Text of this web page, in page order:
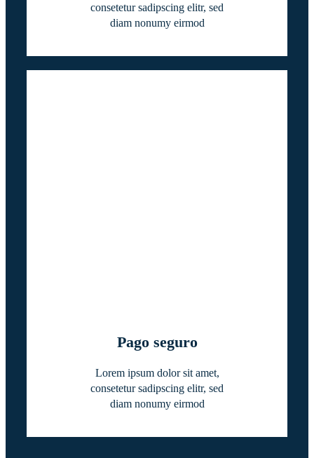
consetetur sadipscing elitr, sed
diam nonumy eirmod
Pago seguro
Lorem ipsum dolor sit amet,
consetetur sadipscing elitr, sed
diam nonumy eirmod